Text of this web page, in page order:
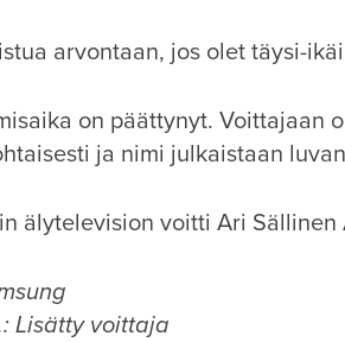
arvontaan, jos olet täysi-
on päättynyt. Voittajaan
ja nimi julkaistaan
älytelevision voitti Ari
Lisätty voittaja